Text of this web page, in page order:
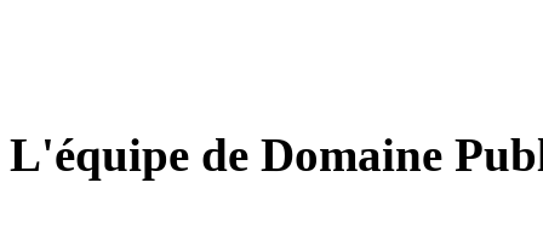
L'équipe de Domaine